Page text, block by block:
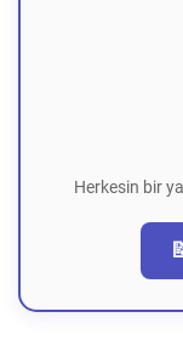
Herkesin bir